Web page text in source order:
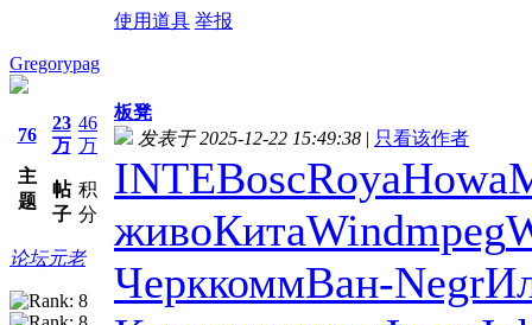
使用道具 举报
Gregorypag
76
主
题
23
万
帖
子
46
万
积
分
论坛元老
板凳
发表于 2025-12-22 15:49:38 | 只看该作者
INTEBoscRoyaHowa
живоКитаWindmpeg
ЧерккоммВан-Negr